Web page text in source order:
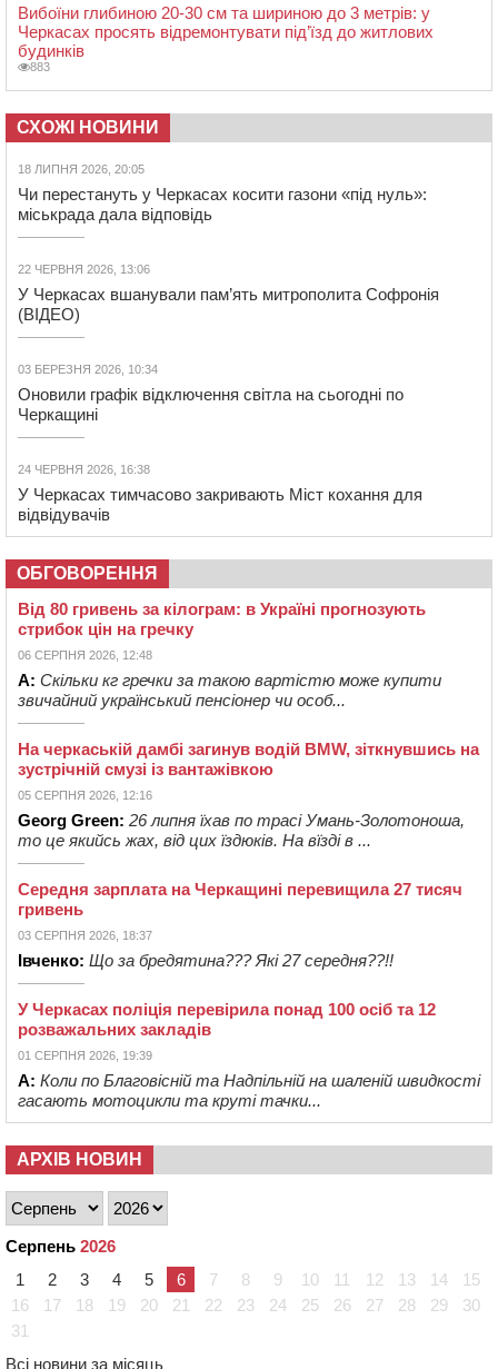
Вибоїни глибиною 20-30 см та шириною до 3 метрів: у
Черкасах просять відремонтувати під’їзд до житлових
будинків
883
СХОЖІ НОВИНИ
18 ЛИПНЯ 2026, 20:05
Чи перестануть у Черкасах косити газони «під нуль»:
міськрада дала відповідь
22 ЧЕРВНЯ 2026, 13:06
У Черкасах вшанували пам’ять митрополита Софронія
(ВІДЕО)
03 БЕРЕЗНЯ 2026, 10:34
Оновили графік відключення світла на сьогодні по
Черкащині
24 ЧЕРВНЯ 2026, 16:38
У Черкасах тимчасово закривають Міст кохання для
відвідувачів
ОБГОВОРЕННЯ
Від 80 гривень за кілограм: в Україні прогнозують
стрибок цін на гречку
06 СЕРПНЯ 2026, 12:48
А: Скільки кг гречки за такою вартістю може купити
звичайний український пенсіонер чи особ...
На черкаській дамбі загинув водій BMW, зіткнувшись на
зустрічній смузі із вантажівкою
05 СЕРПНЯ 2026, 12:16
Georg Green: 26 липня їхав по трасі Умань-Золотоноша,
то це якийсь жах, від цих їздюків. На вїзді в ...
Середня зарплата на Черкащині перевищила 27 тисяч
гривень
03 СЕРПНЯ 2026, 18:37
Івченко: Що за бредятина??? Які 27 середня??!!
У Черкасах поліція перевірила понад 100 осіб та 12
розважальних закладів
01 СЕРПНЯ 2026, 19:39
А: Коли по Благовісній та Надпільній на шаленій швидкості
гасають мотоцикли та круті тачки...
АРХІВ НОВИН
Серпень 2026
1
2 3 4 5 6 7 8 9 10 11 12 13 14
15
16
17 18 19 20 21 22 23 24 25 26 27 28 29
30
31
Всі новини за місяць